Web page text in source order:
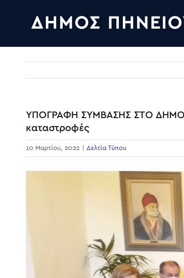
ΥΠΟΓΡΑΦΗ ΣΥΜΒΑΣΗΣ ΣΤΟ ΔΗΜΟ
καταστροφές
10 Μαρτίου, 2022 Δελτία Τύπου